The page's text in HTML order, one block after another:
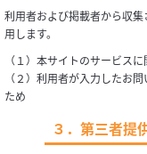
利用者および掲載者から収
用します。
（１）本サイトのサービス
（２）利用者が入力したお
ため
３．第三者提